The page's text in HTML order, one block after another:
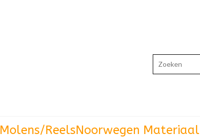
Molens/ReelsNoorwegen Materiaal